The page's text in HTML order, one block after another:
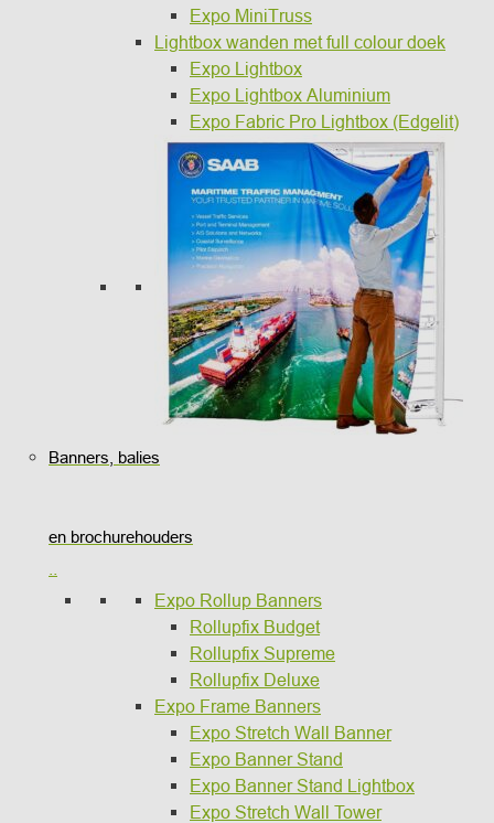
Expo MiniTruss
Lightbox wanden met full colour doek
Expo Lightbox
Expo Lightbox Aluminium
Expo Fabric Pro Lightbox (Edgelit)
Banners, balies
en brochurehouders
Expo Rollup Banners
Rollupfix Budget
Rollupfix Supreme
Rollupfix Deluxe
Expo Frame Banners
Expo Stretch Wall Banner
Expo Banner Stand
Expo Banner Stand Lightbox
Expo Stretch Wall Tower